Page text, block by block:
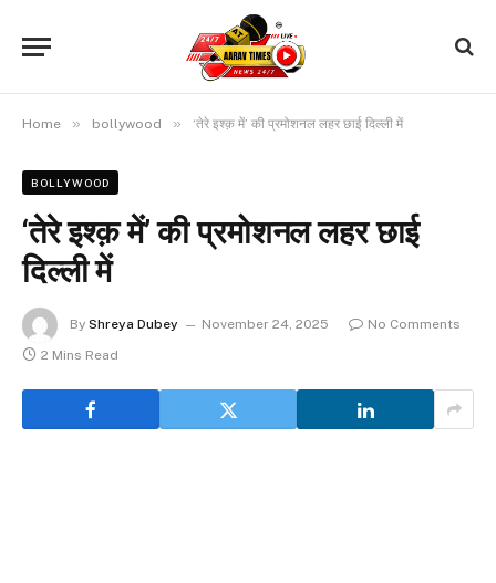
Home » bollywood » ‘तेरे इश्क़ में’ की प्रमोशनल लहर छाई दिल्ली में
BOLLYWOOD
‘तेरे इश्क़ में’ की प्रमोशनल लहर छाई
दिल्ली में
By Shreya Dubey November 24, 2025
No Comments
2 Mins Read